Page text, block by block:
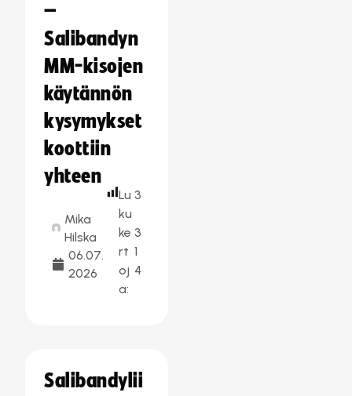
–
Salibandyn
MM-kisojen
käytännön
kysymykset
koottiin
yhteen
Mika
Hilska
06.07.
2026
Lu
ku
ke
rt
oj
a:
3
3
1
4
Salibandylii